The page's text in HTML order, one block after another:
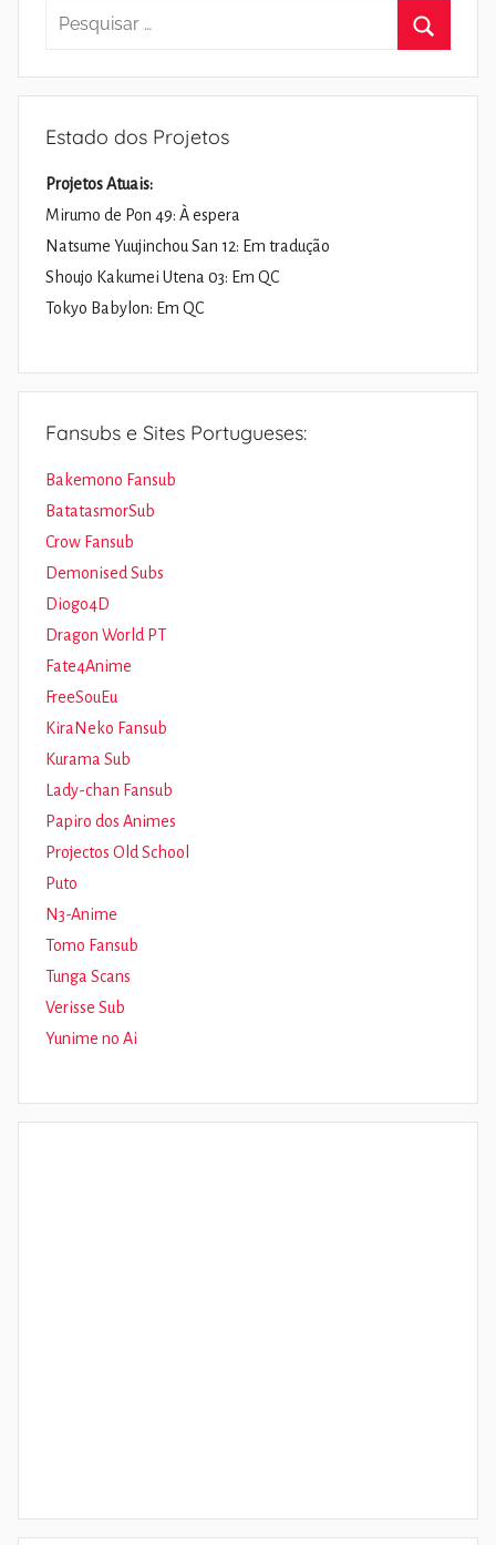
Pesquisar
Estado dos Projetos
Projetos Atuais:
Mirumo de Pon 49: À espera
Natsume Yuujinchou San 12: Em tradução
Shoujo Kakumei Utena 03: Em QC
Tokyo Babylon: Em QC
Fansubs e Sites Portugueses:
Bakemono Fansub
BatatasmorSub
Crow Fansub
Demonised Subs
Diogo4D
Dragon World PT
Fate4Anime
FreeSouEu
KiraNeko Fansub
Kurama Sub
Lady-chan Fansub
Papiro dos Animes
Projectos Old School
Puto
N3-Anime
Tomo Fansub
Tunga Scans
Verisse Sub
Yunime no Ai